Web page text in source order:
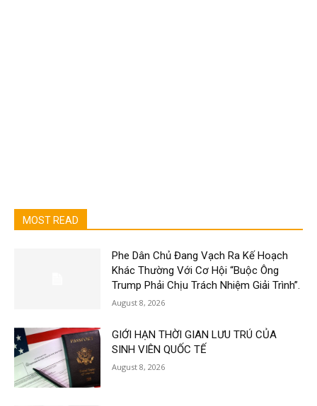
MOST READ
Phe Dân Chủ Đang Vạch Ra Kế Hoạch
Khác Thường Với Cơ Hội “Buộc Ông
Trump Phải Chịu Trách Nhiệm Giải Trình”.
August 8, 2026
GIỚI HẠN THỜI GIAN LƯU TRÚ CỦA
SINH VIÊN QUỐC TẾ
August 8, 2026